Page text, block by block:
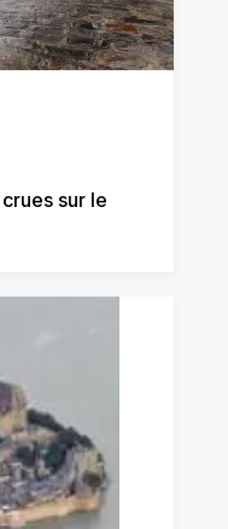
sur le